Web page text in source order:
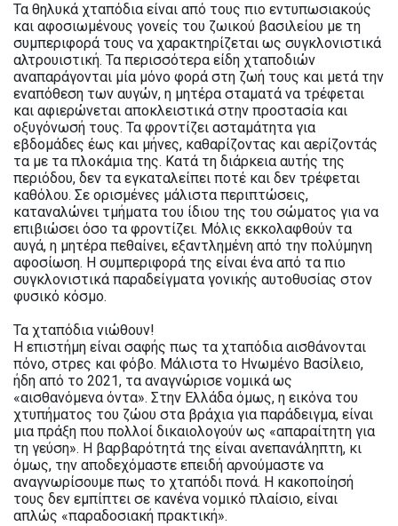
Τα θηλυκά χταπόδια είναι από τους πιο εντυπωσιακούς
και αφοσιωμένους γονείς του ζωικού βασιλείου με τη
συμπεριφορά τους να χαρακτηρίζεται ως συγκλονιστικά
αλτρουιστική. Τα περισσότερα είδη χταποδιών
αναπαράγονται μία μόνο φορά στη ζωή τους και μετά την
εναπόθεση των αυγών, η μητέρα σταματά να τρέφεται
και αφιερώνεται αποκλειστικά στην προστασία και
οξυγόνωσή τους. Τα φροντίζει ασταμάτητα για
εβδομάδες έως και μήνες, καθαρίζοντας και αερίζοντάς
τα με τα πλοκάμια της. Κατά τη διάρκεια αυτής της
περιόδου, δεν τα εγκαταλείπει ποτέ και δεν τρέφεται
καθόλου. Σε ορισμένες μάλιστα περιπτώσεις,
καταναλώνει τμήματα του ίδιου της του σώματος για να
επιβιώσει όσο τα φροντίζει. Μόλις εκκολαφθούν τα
αυγά, η μητέρα πεθαίνει, εξαντλημένη από την πολύμηνη
αφοσίωση. Η συμπεριφορά της είναι ένα από τα πιο
συγκλονιστικά παραδείγματα γονικής αυτοθυσίας στον
φυσικό κόσμο.
Τα χταπόδια νιώθουν!
Η επιστήμη είναι σαφής πως τα χταπόδια αισθάνονται
πόνο, στρες και φόβο. Μάλιστα το Ηνωμένο Βασίλειο,
ήδη από το 2021, τα αναγνώρισε νομικά ως
«αισθανόμενα όντα». Στην Ελλάδα όμως, η εικόνα του
χτυπήματος του ζώου στα βράχια για παράδειγμα, είναι
μια πράξη που πολλοί δικαιολογούν ως «απαραίτητη για
τη γεύση». Η βαρβαρότητά της είναι ανεπανάληπτη, κι
όμως, την αποδεχόμαστε επειδή αρνούμαστε να
αναγνωρίσουμε πως το χταπόδι πονά. Η κακοποίησή
τους δεν εμπίπτει σε κανένα νομικό πλαίσιο, είναι
απλώς «παραδοσιακή πρακτική».